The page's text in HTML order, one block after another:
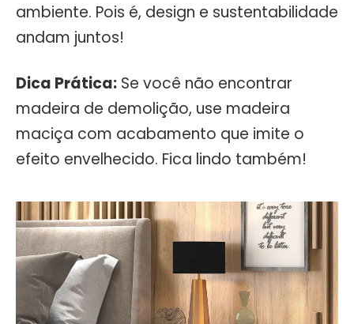
ambiente. Pois é, design e sustentabilidade
andam juntos!
Dica Prática: Se você não encontrar
madeira de demolição, use madeira
maciça com acabamento que imite o
efeito envelhecido. Fica lindo também!